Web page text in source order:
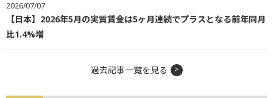
2026/07/07
【日本】2026年5月の実質賃金は5ヶ月連続でプラスとなる前年同月
比1.4%増
過去記事一覧を見る